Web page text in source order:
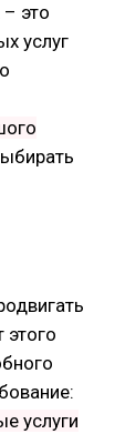
это
услуг
этого
услуги